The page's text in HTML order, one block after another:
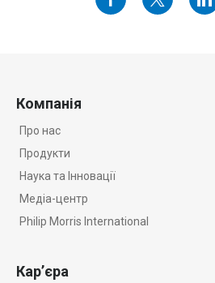
Компанія
Про нас
Продукти
Наука та Iнновації
Медіа-центр
Philip Morris International
Кар’єра